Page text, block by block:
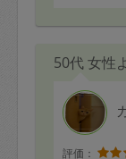
50代 女性
評価：